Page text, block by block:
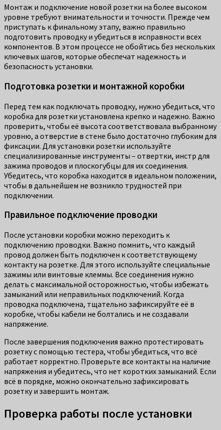
Монтаж и подключение новой розетки на более высоком
уровне требуют внимательности и точности. Прежде чем
приступать к финальному этапу, важно правильно
подготовить проводку и убедиться в исправности всех
компонентов. В этом процессе не обойтись без нескольких
ключевых шагов, которые обеспечат надежность и
безопасность установки.
Подготовка розетки и монтажной коробки
Перед тем как подключать проводку, нужно убедиться, что
коробка для розетки установлена крепко и надежно. Важно
проверить, чтобы её высота соответствовала выбранному
уровню, а отверстие в стене было достаточно глубоким для
фиксации. Для установки розетки используйте
специализированные инструменты – отвертки, инстр для
зажима проводов и плоскогубцы для их соединения.
Убедитесь, что коробка находится в идеальном положении,
чтобы в дальнейшем не возникло трудностей при
подключении.
Правильное подключение проводки
После установки коробки можно переходить к
подключению проводки. Важно помнить, что каждый
провод должен быть подключен к соответствующему
контакту на розетке. Для этого используйте специальные
зажимы или винтовые клеммы. Все соединения нужно
делать с максимальной осторожностью, чтобы избежать
замыканий или неправильных подключений. Когда
проводка подключена, тщательно зафиксируйте её в
коробке, чтобы кабели не болтались и не создавали
напряжение.
После завершения подключения важно протестировать
розетку с помощью тестера, чтобы убедиться, что всё
работает корректно. Проверьте все контакты на наличие
напряжения и убедитесь, что нет коротких замыканий. Если
всё в порядке, можно окончательно зафиксировать
розетку и завершить монтаж.
Проверка работы после установки